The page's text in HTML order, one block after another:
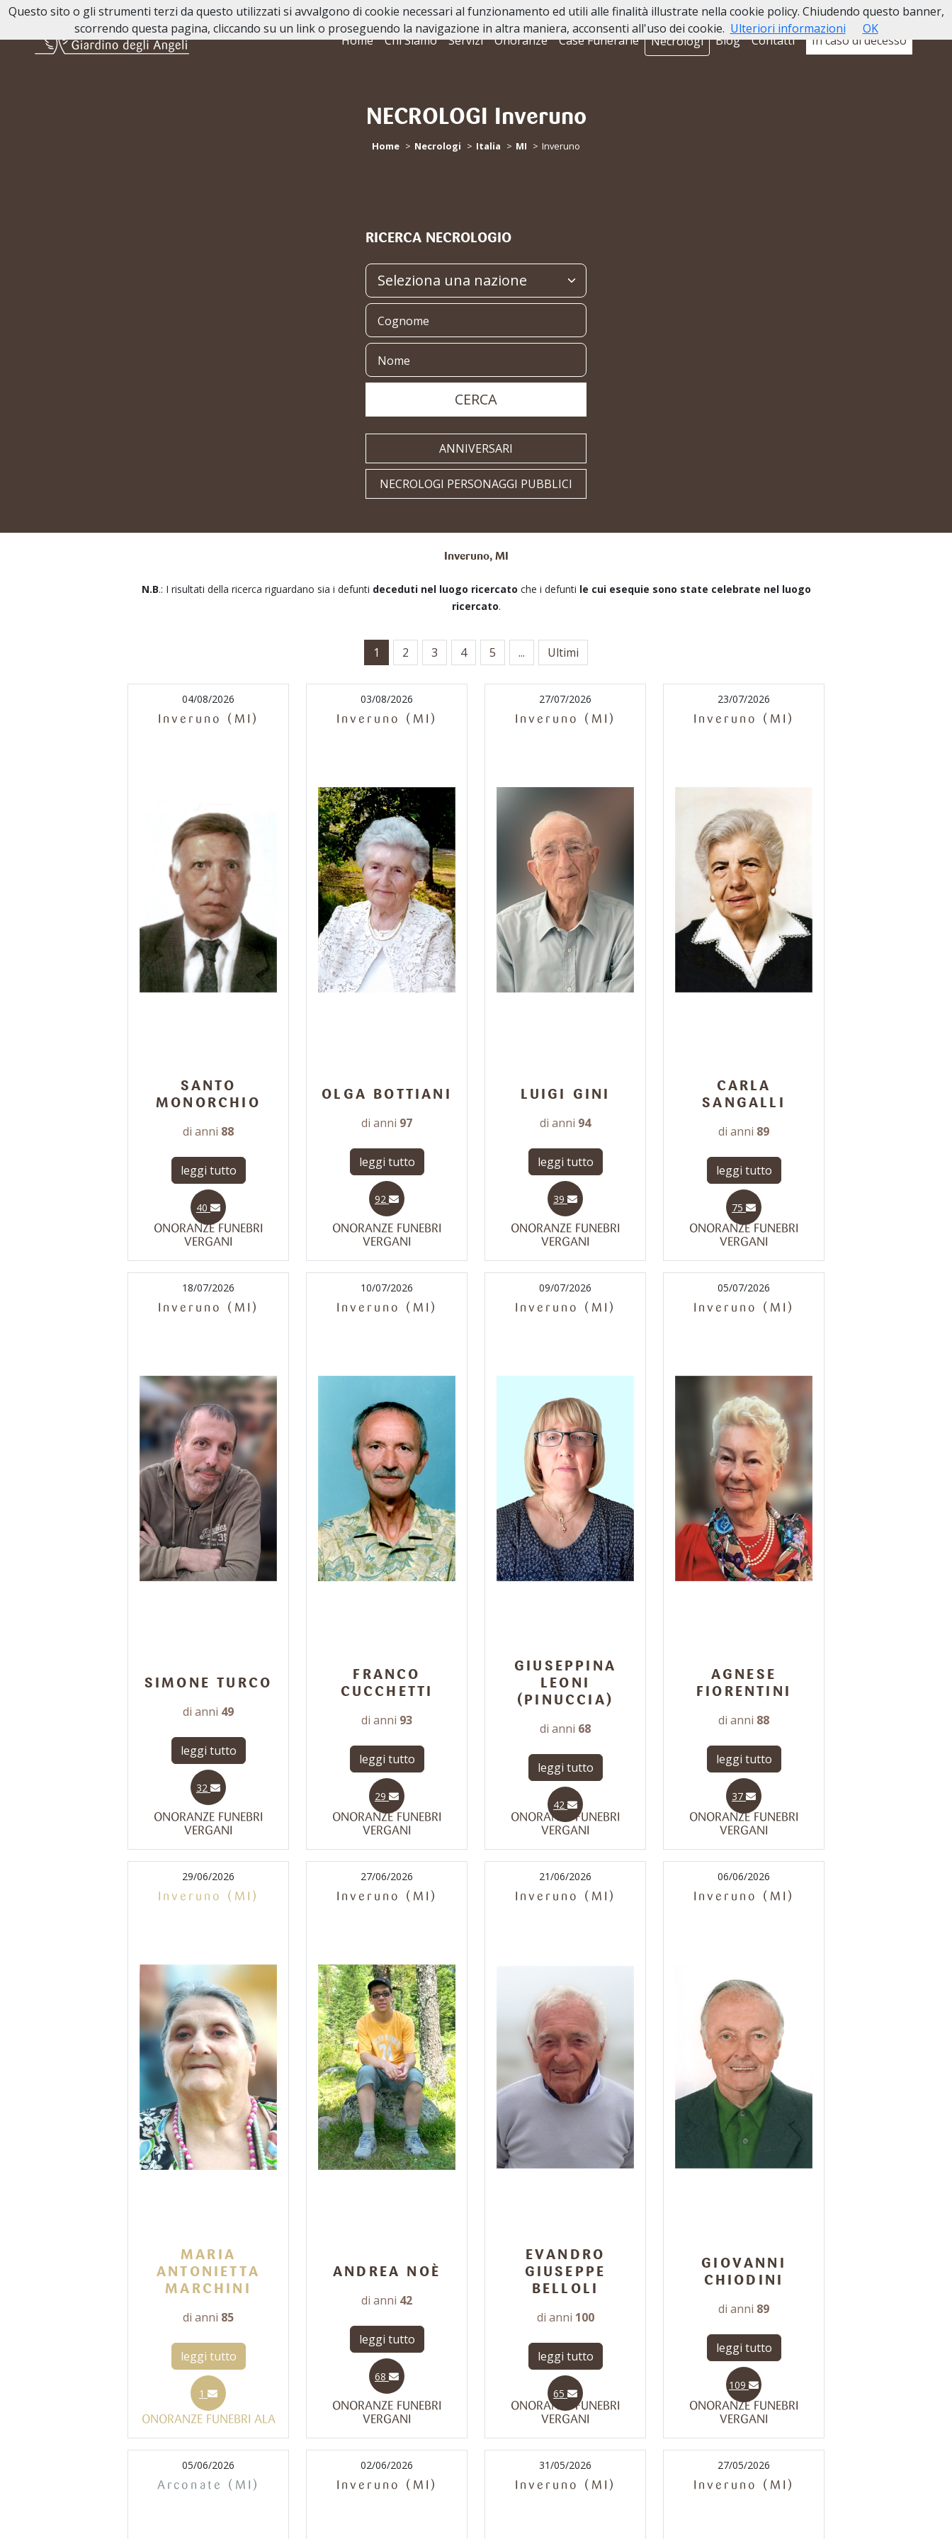
Home Chi Siamo Servizi Onoranze Case Funerarie Necrologi Blog Contatti In caso di decesso
NECROLOGI Inveruno
Home Necrologi Italia MI Inveruno
RICERCA NECROLOGIO
CERCA
ANNIVERSARI
NECROLOGI PERSONAGGI PUBBLICI
Inveruno, MI
N.B.: I risultati della ricerca riguardano sia i defunti deceduti nel luogo ricercato che i defunti le cui esequie sono state celebrate nel luogo
ricercato.
1 2 3 4 5 ... Ultimi
04/08/2026
Inveruno (MI)
SANTO
MONORCHIO
di anni 88
leggi tutto
40
ONORANZE FUNEBRI
VERGANI
03/08/2026
Inveruno (MI)
OLGA BOTTIANI
di anni 97
leggi tutto
92
ONORANZE FUNEBRI
VERGANI
27/07/2026
Inveruno (MI)
LUIGI GINI
di anni 94
leggi tutto
39
ONORANZE FUNEBRI
VERGANI
23/07/2026
Inveruno (MI)
CARLA
SANGALLI
di anni 89
leggi tutto
75
ONORANZE FUNEBRI
VERGANI
18/07/2026
Inveruno (MI)
SIMONE TURCO
di anni 49
leggi tutto
32
ONORANZE FUNEBRI
VERGANI
10/07/2026
Inveruno (MI)
FRANCO
CUCCHETTI
di anni 93
leggi tutto
29
ONORANZE FUNEBRI
VERGANI
09/07/2026
Inveruno (MI)
GIUSEPPINA
LEONI
(PINUCCIA)
di anni 68
leggi tutto
42
ONORANZE FUNEBRI
VERGANI
05/07/2026
Inveruno (MI)
AGNESE
FIORENTINI
di anni 88
leggi tutto
37
ONORANZE FUNEBRI
VERGANI
29/06/2026
Inveruno (MI)
MARIA
ANTONIETTA
MARCHINI
di anni 85
leggi tutto
1
ONORANZE FUNEBRI ALA
27/06/2026
Inveruno (MI)
ANDREA NOÈ
di anni 42
leggi tutto
68
ONORANZE FUNEBRI
VERGANI
21/06/2026
Inveruno (MI)
EVANDRO
GIUSEPPE
BELLOLI
di anni 100
leggi tutto
65
ONORANZE FUNEBRI
VERGANI
06/06/2026
Inveruno (MI)
GIOVANNI
CHIODINI
di anni 89
leggi tutto
109
ONORANZE FUNEBRI
VERGANI
05/06/2026
Arconate (MI)
02/06/2026
Inveruno (MI)
31/05/2026
Inveruno (MI)
27/05/2026
Inveruno (MI)
Questo sito o gli strumenti terzi da questo utilizzati si avvalgono di cookie necessari al funzionamento ed utili alle finalità illustrate nella cookie policy. Chiudendo questo banner,
scorrendo questa pagina, cliccando su un link o proseguendo la navigazione in altra maniera, acconsenti all'uso dei cookie. Ulteriori informazioni OK